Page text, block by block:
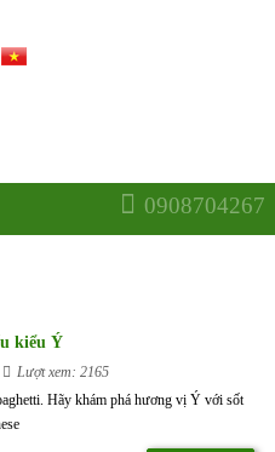
0908704267
kiểu Ý
Lượt xem: 2165
Hãy khám phá hương vị Ý với sốt